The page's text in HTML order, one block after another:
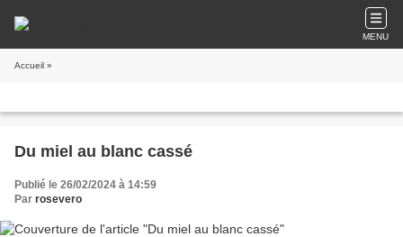
MENU
Accueil »
Du miel au blanc cassé
Publié le 26/02/2024 à 14:59
Par rosevero